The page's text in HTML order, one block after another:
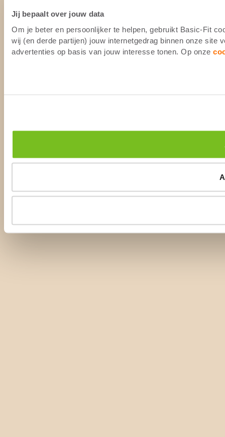
Jij bepaalt over jouw data
Om je beter en persoonlijker te helpen, gebruikt Basic-Fit
wij (en derde partijen) jouw internetgedrag binnen onze site
advertenties op basis van jouw interesse tonen. Op onze